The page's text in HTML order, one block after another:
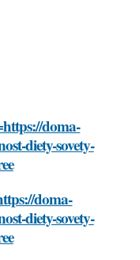
doma-
diety-sovety-
doma-
diety-sovety-